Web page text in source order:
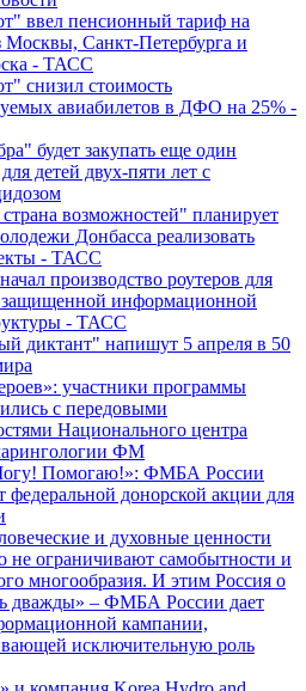
ввел пенсионный тариф на
Москвы, Санкт-Петербурга и
- ТАСС
снизил стоимость
авиабилетов в ДФО на 25% -
будет закупать еще один
детей двух-пяти лет с
возможностей" планирует
Донбасса реализовать
- ТАСС
производство роутеров для
защищенной информационной
- ТАСС
диктант" напишут 5 апреля в 50
участники программы
с передовыми
Национального центра
ФМ
Помогаю!»: ФМБА России
федеральной донорской акции для
и духовные ценности
не ограничивают самобытности и
многообразия. И этим Россия о
дважды» – ФМБА России дает
кампании,
исключительную роль